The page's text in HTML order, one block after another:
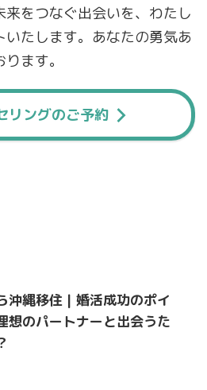
をつなぐ出会いを、わたし
たします。あなたの勇気あ
ます。
リングのご予約
沖縄移住 | 婚活成功のポイ
想のパートナーと出会うた